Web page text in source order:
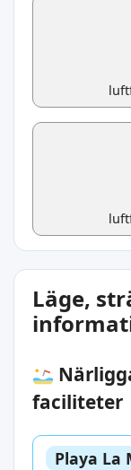
Läge,
faciliteter
Playa La